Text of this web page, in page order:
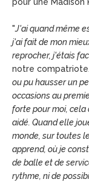
pour une Madison
"J'ai quand même
j'ai fait de mon
reprocher, j'étais
notre
ou pu hausser un
occasions au
forte pour moi, cela
aidé. Quand elle
monde, sur toutes
apprend, où je
de balle et de
rythme, ni de